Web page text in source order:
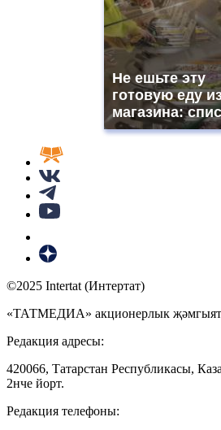
Не ешьте эту
готовую еду
магазина:
©2025 Intertat (Интертат)
«ТАТМЕДИА» акционерлык
Редакция адресы:
420066, Татарстан Республикасы,
2нче йорт.
Редакция телефоны: